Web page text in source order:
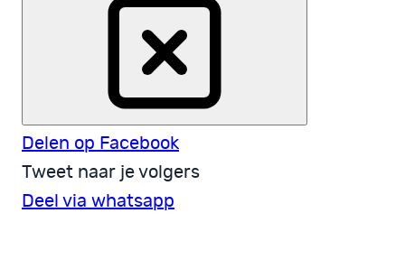
Delen op Facebook
Tweet naar je volgers
Deel via whatsapp